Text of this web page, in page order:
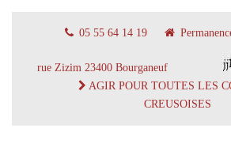
05 55 64 14 19
rue Zizim 23400 Bourganeuf
AGIR POUR TOUTES LES
CREUSOISES